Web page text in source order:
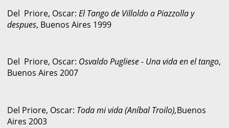
Del Priore, Oscar:El Tango de Villoldo a Piazzolla y
despues, Buenos Aires 1999
Del Priore, Oscar: Osvaldo Pugliese - Una vida en el tango,
Buenos Aires 2007
Del Priore, Oscar: Toda mi vida (Aníbal Troilo),Buenos
Aires 2003